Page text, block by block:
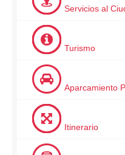
Servicios al
Turismo
Aparcamiento
Itinerario